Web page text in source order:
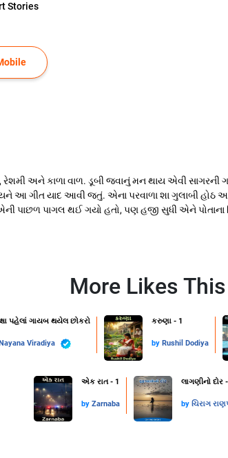
Stories
રેશમી અને કાળા વાળ. ડૂબી જવાનું મન થાય એવી સાગરની
આ ગીત યાદ આવી જતું. એના પરવાળા શા ગુલાબી હોઠ
પાછળ પાગલ થઈ ગયો હતો, પણ હજી સુધી એને પોતાના
More Likes This
પહેલાં ગાયબ થયેલ છોકરો
Nayana Viradiya
કરુણા - 1
by Rushil Dodiya
એક રાત - 1
by Zarnaba
લાગણીનો દોર
by ચિરાગ